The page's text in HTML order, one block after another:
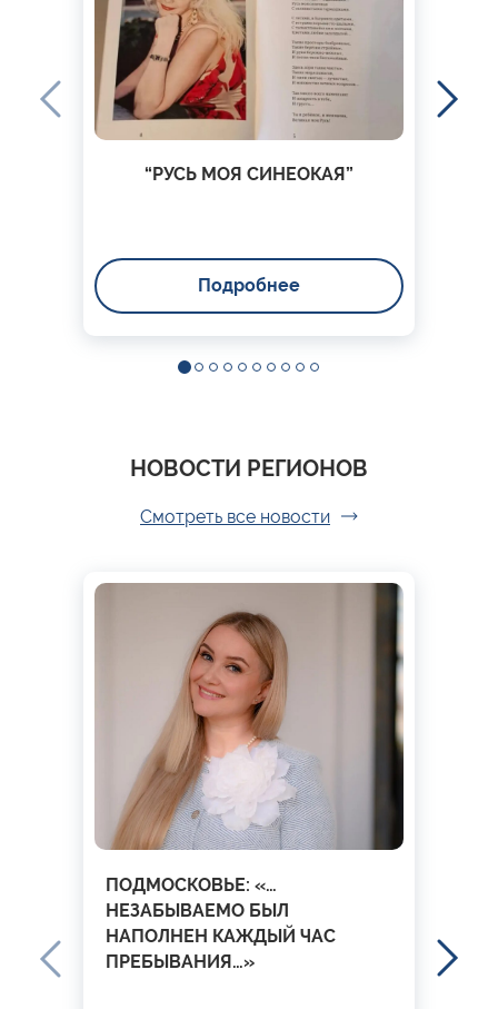
“РУСЬ МОЯ СИНЕОКАЯ”
Подробнее
НОВОСТИ РЕГИОНОВ
Смотреть все новости
ПОДМОСКОВЬЕ: «…
НЕЗАБЫВАЕМО БЫЛ
НАПОЛНЕН КАЖДЫЙ ЧАС
ПРЕБЫВАНИЯ…»